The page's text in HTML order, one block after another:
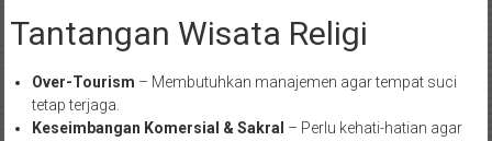
Tantangan Wisata Religi
Over-Tourism – Membutuhkan manajemen agar tempat suci
tetap terjaga.
Keseimbangan Komersial & Sakral – Perlu kehati-hatian agar